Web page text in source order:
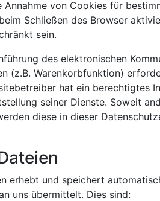
Annahme von Cookies für
Schließen des Browser
sein.
des elektronischen
(z.B. Warenkorbfunktion)
hat ein berechtigtes
seiner Dienste. Soweit
diese in dieser
erhebt und speichert
uns übermittelt. Dies sind: